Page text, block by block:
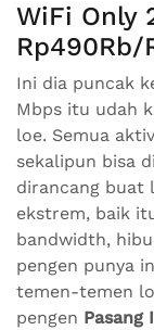
WiFi Only
Rp490Rb/
Ini dia puncak
Mbps itu udah
loe. Semua
sekalipun bisa
dirancang buat
ekstrem, baik
bandwidth,
pengen punya
temen-temen
pengen Pasang